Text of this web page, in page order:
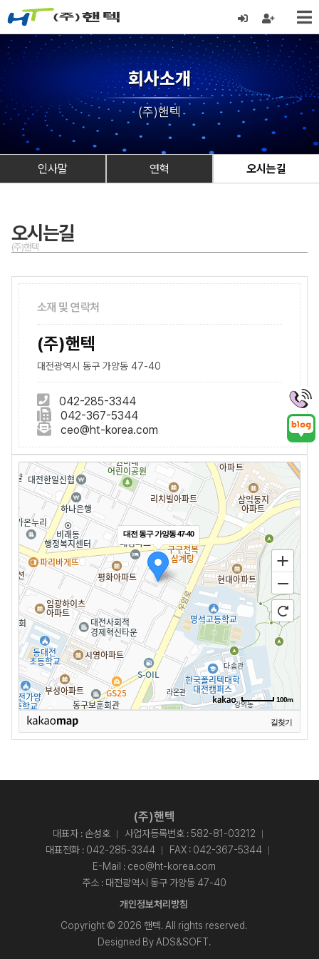
회사소개
(주)핸텍
인사말 연혁 오시는길
오시는길
(주)핸텍
대전 동구 가양동 47-40
100m
길찾기
소재 및 연락처
(주)핸텍
대전광역시 동구 가양동 47-40
042-285-3344
042-367-5344
ceo@ht-korea.com
(주)핸텍
대표자 : 손성호
사업자등록번호 : 582-81-03212
대표전화 : 042-285-3344
FAX : 042-367-5344
E-Mail : ceo@ht-korea.com
주소 : 대전광역시 동구 가양동 47-40
개인정보처리방침
Copyright © 2026 핸텍. All rights reserved.
Designed ByADS&SOFT.